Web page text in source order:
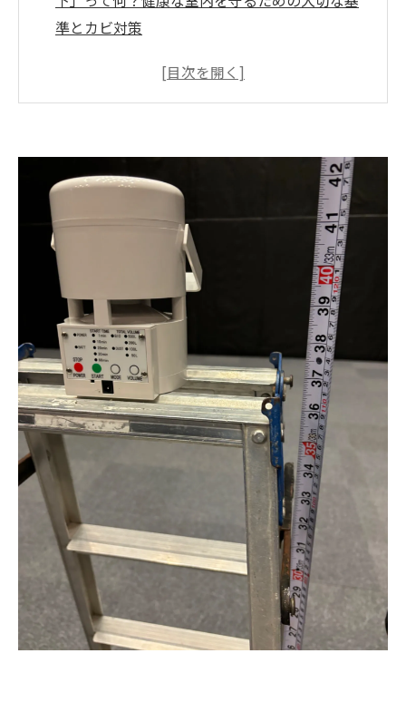
準とカビ対策
会が示す重要な基準
数値でわかる！室内空気の健康レベル（評価目
法律ではどう扱われるの？ビル管法との違いを
やさしく解説
なぜ浮遊菌が増えるの？カビ発生につながる4つ
の原因
現代の建物でカビが再発しやすい理由とは？気
密性の落とし穴
カビ問題は“調査が命”！カビバスターズ福岡の
専門検査ポイント
真菌（カビ菌）検査って必要？一般社団法人微
生物対策協会との連携による安心の検査
あなたの家は大丈夫？こんな症状があると浮遊
菌が多いかも
福岡でカビに困ったらカビバスターズ福岡へ！
まとめ：健康的な室内空気を守るための最重要
ポイント